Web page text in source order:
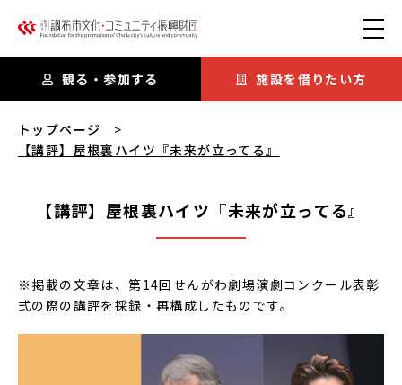
観る・参加する 施設を借りたい方
トップページ
【講評】屋根裏ハイツ『未来が立ってる』
【講評】屋根裏ハイツ『未来が立ってる』
※掲載の文章は、第14回せんがわ劇場演劇コンクール表彰
式の際の講評を採録・再構成したものです。
【講評】屋根裏ハイツ『未来が立ってる』